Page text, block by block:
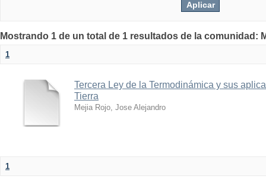
Mostrando 1 de un total de 1 resultados de la comunidad:
1
Tercera Ley de la Termodinámica y sus
Tierra
Mejia Rojo, Jose Alejandro
1